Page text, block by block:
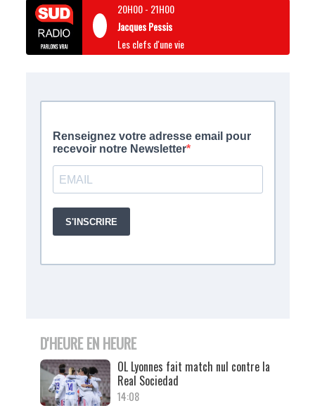
20H00- 21H00
Jacques Pessis
Les clefs d'une vie
D'HEURE EN HEURE
OL Lyonnes fait match nul contre la
Real Sociedad
14:08